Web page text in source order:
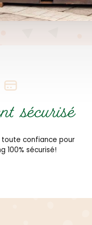
sécurisé
confiance pour
100% sécurisé!